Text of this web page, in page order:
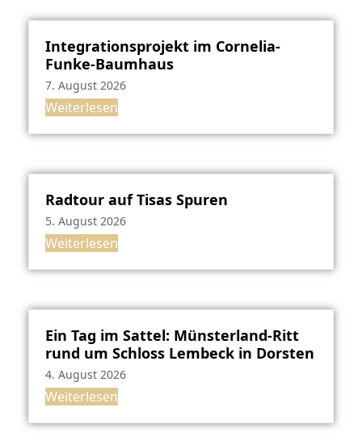
Integrationsprojekt im Cornelia-
Funke-Baumhaus
7. August 2026
Weiterlesen
Radtour auf Tisas Spuren
5. August 2026
Weiterlesen
Ein Tag im Sattel: Münsterland-Ritt
rund um Schloss Lembeck in Dorsten
4. August 2026
Weiterlesen